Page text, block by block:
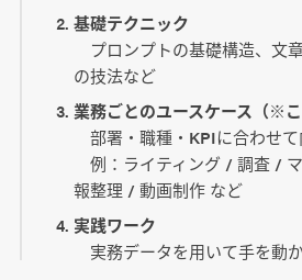
基礎テクニック
プロンプトの基礎構造、文
の技法など
業務ごとのユースケース（※こ
部署・職種・KPIに合わせ
例：ライティング / 調査 /
報整理 / 動画制作 など
実践ワーク
実務データを用いて手を動